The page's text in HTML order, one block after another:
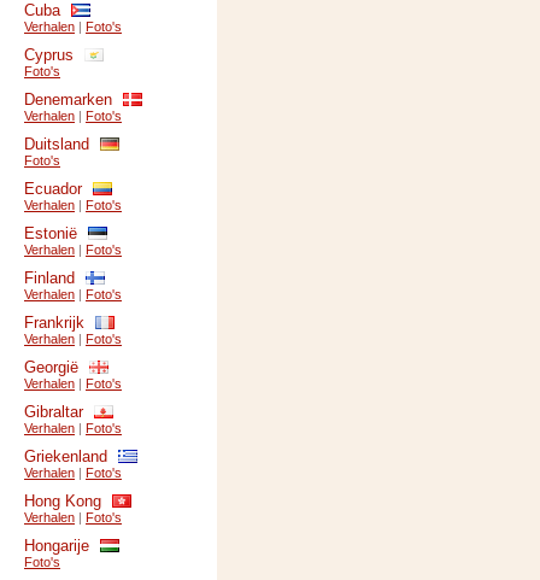
Cuba
Verhalen | Foto's
Cyprus
Foto's
Denemarken
Verhalen | Foto's
Duitsland
Foto's
Ecuador
Verhalen | Foto's
Estonië
Verhalen | Foto's
Finland
Verhalen | Foto's
Frankrijk
Verhalen | Foto's
Georgië
Verhalen | Foto's
Gibraltar
Verhalen | Foto's
Griekenland
Verhalen | Foto's
Hong Kong
Verhalen | Foto's
Hongarije
Foto's